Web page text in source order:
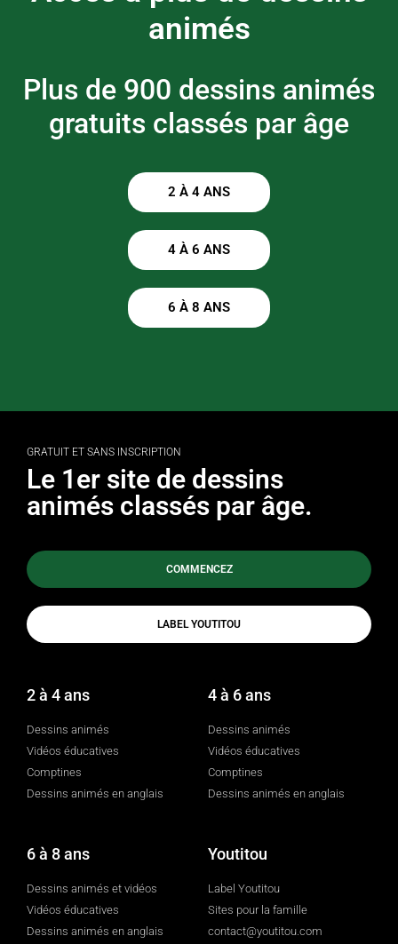
animés
Plus de 900 dessins animés
gratuits classés par âge
2 À 4 ANS
4 À 6 ANS
6 À 8 ANS
GRATUIT ET SANS INSCRIPTION
Le 1er site de dessins
animés classés par âge.
COMMENCEZ
LABEL YOUTITOU
2 à 4 ans
Dessins animés
Vidéos éducatives
Comptines
Dessins animés en anglais
4 à 6 ans
Dessins animés
Vidéos éducatives
Comptines
Dessins animés en anglais
6 à 8 ans
Dessins animés et vidéos
Vidéos éducatives
Dessins animés en anglais
Youtitou
Label Youtitou
Sites pour la famille
contact@youtitou.com